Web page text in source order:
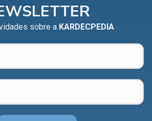
sobre a KARDECPEDIA